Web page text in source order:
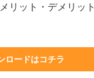
リット・デメリット
ロードはコチラ